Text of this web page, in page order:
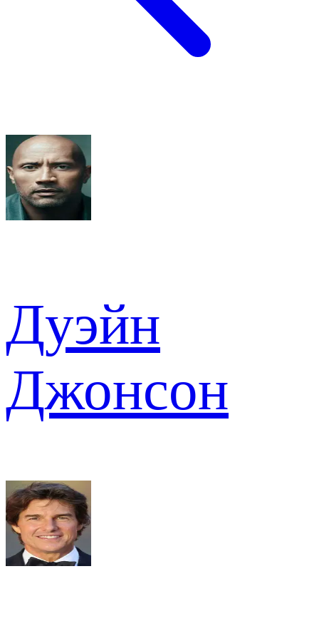
Дуэйн
Джонсон